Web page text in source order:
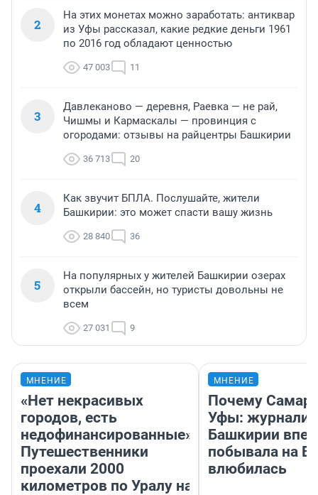
2
На этих монетах можно заработать: антиквар
из Уфы рассказал, какие редкие деньги 1961
по 2016 год обладают ценностью
47 003 11
3
Давлеканово — деревня, Раевка — не рай,
Чишмы и Кармаскалы — провинция с
огородами: отзывы на райцентры Башкирии
36 713 20
4
Как звучит БПЛА. Послушайте, жители
Башкирии: это может спасти вашу жизнь
28 840 36
5
На популярных у жителей Башкирии озерах
открыли бассейн, но туристы довольны не
всем
27 031 9
МНЕНИЕ
«Нет некрасивых
городов, есть
недофинансированные».
Путешественники
проехали 2000
километров по Уралу на
МНЕНИЕ
Почему
Уфы:
Башкирии
побывала на
влюбилась